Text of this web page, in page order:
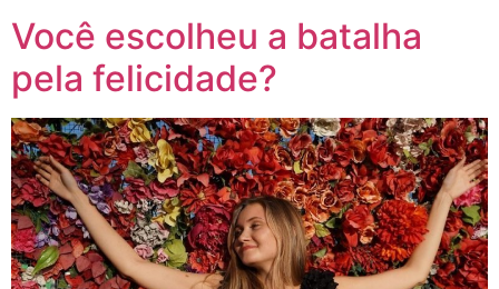
Você escolheu a batalha
pela felicidade?